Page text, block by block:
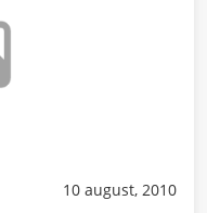
10 august, 2010